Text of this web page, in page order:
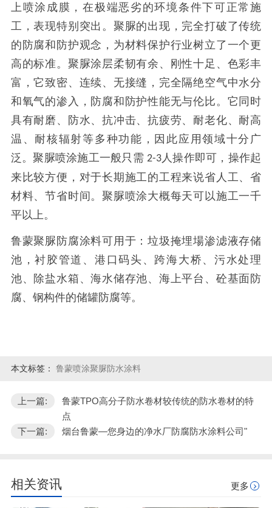
上喷涂成膜，在极端恶劣的环境条件下可正常施
工，表现特别突出。聚脲的出现，完全打破了传统
的防腐和防护观念，为材料保护行业树立了一个更
高的标准。聚脲涂层柔韧有余、刚性十足、色彩丰
富，它致密、连续、无接缝，完全隔绝空气中水分
和氧气的渗入，防腐和防护性能无与伦比。它同时
具有耐磨、防水、抗冲击、抗疲劳、耐老化、耐高
温、耐核辐射等多种功能，因此应用领域十分广
泛。聚脲喷涂施工一般只需 2-3人操作即可，操作起
来比较方便，对于长期施工的工程来说省人工、省
材料、节省时间。聚脲喷涂大概每天可以施工一千
平以上。
鲁蒙聚脲防腐涂料可用于：垃圾掩埋場渗滤液存储
池，衬胶管道、港口码头、跨海大桥、污水处理
池、除盐水箱、海水储存池、海上平台、砼基面防
腐、钢构件的储罐防腐等。
本文标签： 鲁蒙喷涂聚脲防水涂料
上一篇:
鲁蒙TPO高分子防水卷材较传统的防水卷材的特
点
下一篇:
烟台鲁蒙—您身边的净水厂防腐防水涂料公司"
相关资讯 更多